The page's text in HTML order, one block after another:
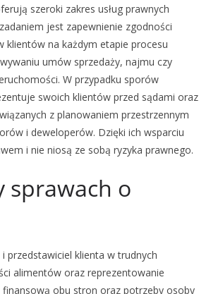
szeroki zakres usług prawnych
jest zapewnienie zgodności
na każdym etapie procesu
umów sprzedaży, najmu czy
W przypadku sporów
swoich klientów przed sądami oraz
z planowaniem przestrzennym
i deweloperów. Dzięki ich wsparciu
i nie niosą ze sobą ryzyka prawnego.
sprawach o
przedstawiciel klienta w trudnych
alimentów oraz reprezentowanie
obu stron oraz potrzeby osoby